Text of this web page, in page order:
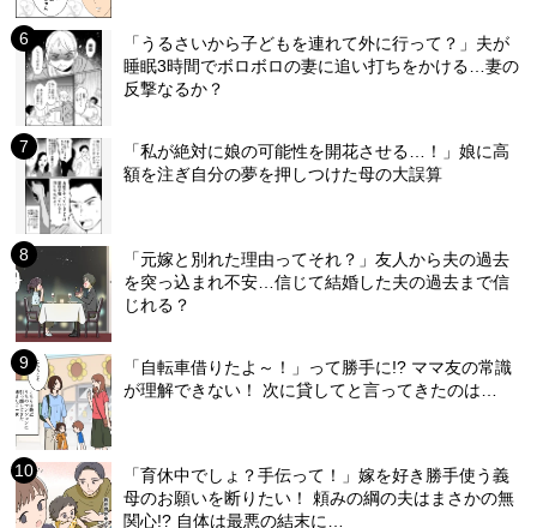
「うるさいから子どもを連れて外に行って？」夫が
睡眠3時間でボロボロの妻に追い打ちをかける…妻の
反撃なるか？
「私が絶対に娘の可能性を開花させる…！」娘に高
額を注ぎ自分の夢を押しつけた母の大誤算
「元嫁と別れた理由ってそれ？」友人から夫の過去
を突っ込まれ不安…信じて結婚した夫の過去まで信
じれる？
「自転車借りたよ～！」って勝手に!? ママ友の常識
が理解できない！ 次に貸してと言ってきたのは…
「育休中でしょ？手伝って！」嫁を好き勝手使う義
母のお願いを断りたい！ 頼みの綱の夫はまさかの無
関心!? 自体は最悪の結末に…